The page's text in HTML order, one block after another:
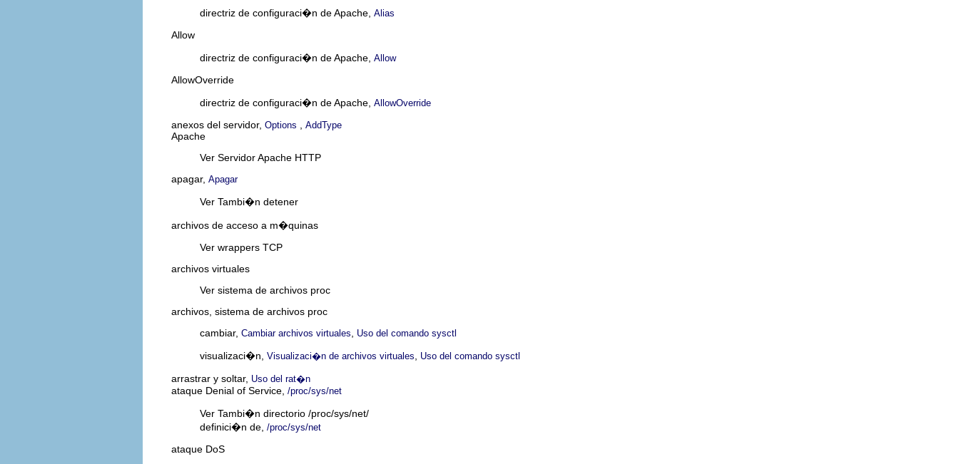
directriz de configuraci�n de Apache, Alias
Allow
directriz de configuraci�n de Apache, Allow
AllowOverride
directriz de configuraci�n de Apache, AllowOverride
anexos del servidor, Options AddType
Apache
Ver Servidor Apache HTTP
apagar, Apagar
Ver Tambi�n detener
archivos de acceso a m�quinas
Ver wrappers TCP
archivos virtuales
Ver sistema de archivos proc
archivos, sistema de archivos proc
cambiar, Cambiar archivos virtuales Uso del comando sysctl
visualizaci�n, Visualizaci�n de archivos virtuales Uso del comando sysctl
arrastrar y soltar, Uso del rat�n
ataque Denial of Service, /proc/sys/net
Ver Tambi�n directorio /proc/sys/net/
definici�n de, /proc/sys/net
ataque DoS